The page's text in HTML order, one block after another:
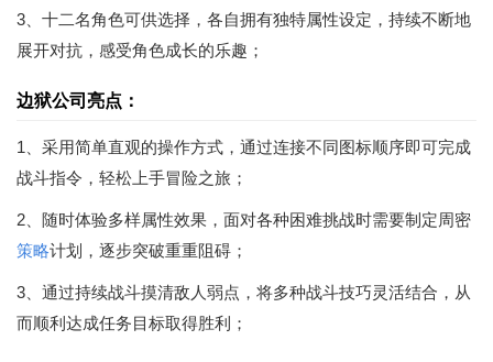
3、十二名角色可供选择，各自拥有独特属性设定，持续不断地
展开对抗，感受角色成长的乐趣；
边狱公司亮点：
1、采用简单直观的操作方式，通过连接不同图标顺序即可完成
战斗指令，轻松上手冒险之旅；
2、随时体验多样属性效果，面对各种困难挑战时需要制定周密
策略计划，逐步突破重重阻碍；
3、通过持续战斗摸清敌人弱点，将多种战斗技巧灵活结合，从
而顺利达成任务目标取得胜利；